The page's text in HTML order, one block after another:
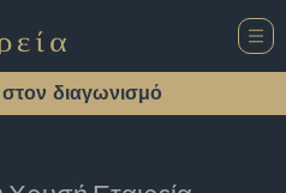
διαγωνισμό